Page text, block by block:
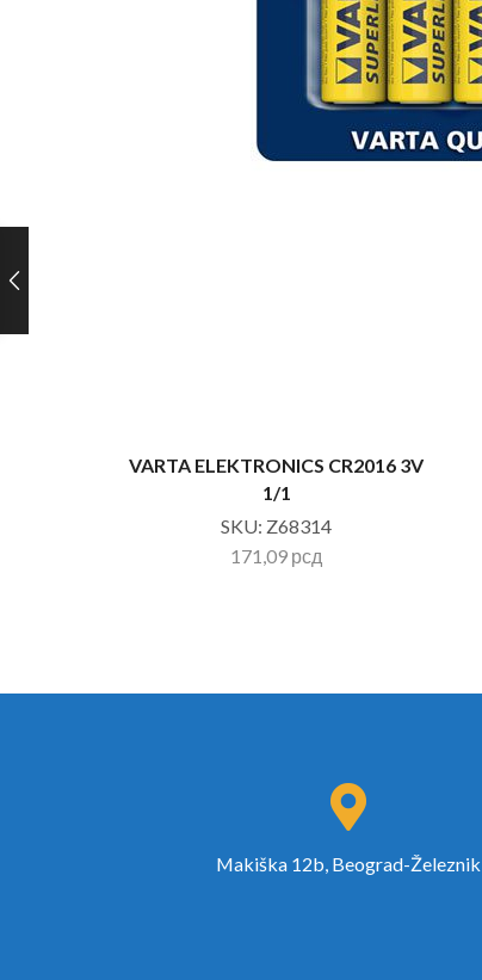
VARTA ELEKTRONICS CR2016 3V
1/1
SKU: Z68314
171,09 рсд
Makiška 12b, Beograd-Železnik